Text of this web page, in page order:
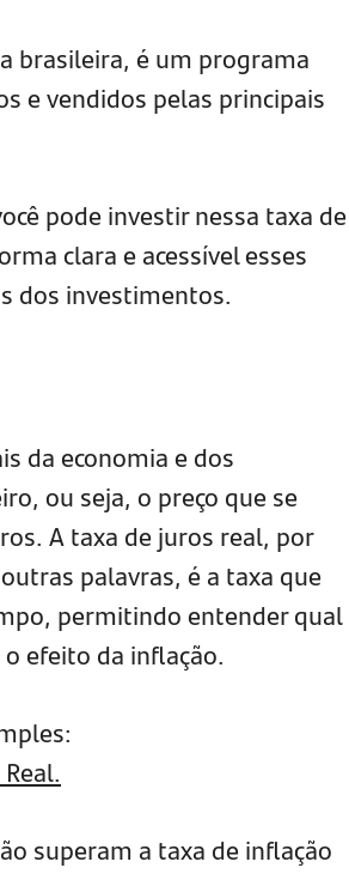
brasileira, é um programa
e vendidos pelas principais
pode investir nessa taxa de
clara e acessível esses
dos investimentos.
da economia e dos
ou seja, o preço que se
A taxa de juros real, por
palavras, é a taxa que
permitindo entender qual
efeito da inflação.
superam a taxa de inflação